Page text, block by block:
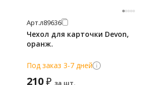
Арт.л89636
Чехол для карточки Devon,
оранж.
Под заказ 3-7 дней
210₽ за шт.